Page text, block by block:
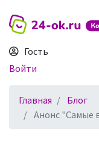
Гость
Войти
Главная
Блог
Анонс "Самые